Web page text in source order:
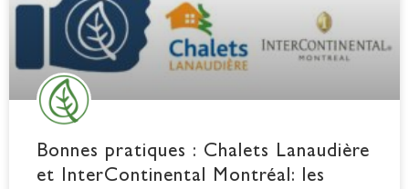
Bonnes pratiques : Chalets Lanaudière
et InterContinental Montréal: les